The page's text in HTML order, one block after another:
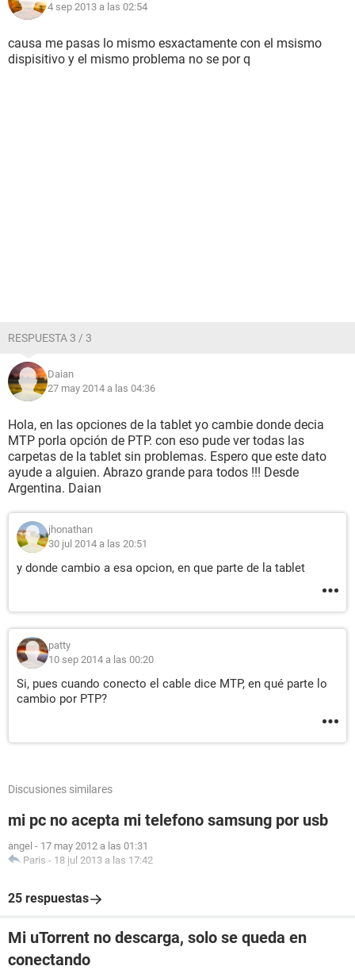
4 sep 2013 a las 02:54
causa me pasas lo mismo esxactamente con el msismo
dispisitivo y el mismo problema no se por q
RESPUESTA 3 / 3
Daian
27 may 2014 a las 04:36
Hola, en las opciones de la tablet yo cambie donde decia
MTP porla opción de PTP. con eso pude ver todas las
carpetas de la tablet sin problemas. Espero que este dato
ayude a alguien. Abrazo grande para todos !!! Desde
Argentina. Daian
jhonathan
30 jul 2014 a las 20:51
y donde cambio a esa opcion, en que parte de la tablet
patty
10 sep 2014 a las 00:20
Si, pues cuando conecto el cable dice MTP, en qué parte lo
cambio por PTP?
Discusiones similares
mi pc no acepta mi telefono samsung por usb
angel - 17 may 2012 a las 01:31
Paris - 18 jul 2013 a las 17:42
25 respuestas
Mi uTorrent no descarga, solo se queda en
conectando